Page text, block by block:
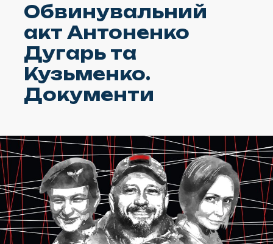
Обвинувальний
акт Антоненко
Дугарь та
Кузьменко.
Документи